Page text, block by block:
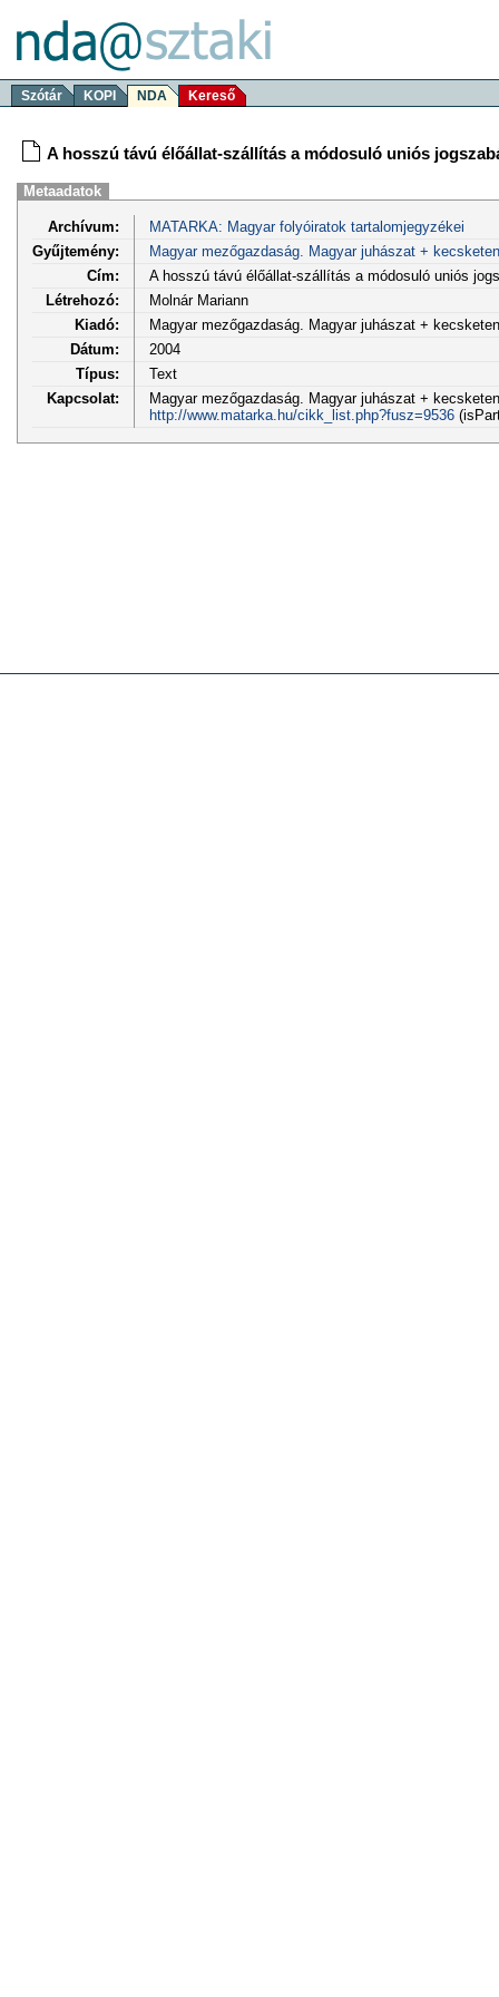
Szótár KOPI NDA Kereső
A hosszú távú élőállat-szállítás a módosuló uniós
Metaadatok
Archívum:
MATARKA: Magyar folyóiratok tartalomjegyzékei
Gyűjtemény:
Magyar mezőgazdaság. Magyar juhászat +
Cím:
A hosszú távú élőállat-szállítás a módosuló uniós
Létrehozó:
Molnár Mariann
Kiadó:
Magyar mezőgazdaság. Magyar juhászat +
Dátum:
2004
Típus:
Text
Kapcsolat:
Magyar mezőgazdaság. Magyar juhászat +
http://www.matarka.hu/cikk_list.php?fusz=9536